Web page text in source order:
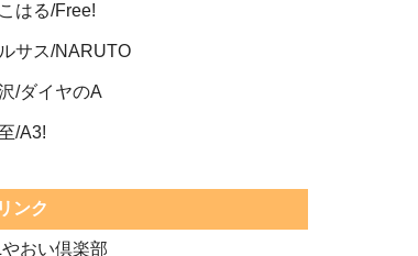
はる/Free!
サス/NARUTO
/ダイヤのA
/A3!
ンク
やおい倶楽部